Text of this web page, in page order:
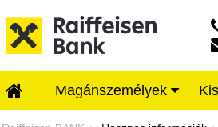
Magánszemélyek